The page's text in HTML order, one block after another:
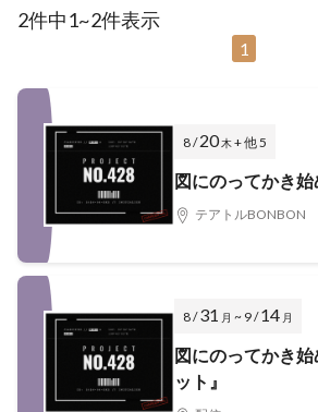
2件中1~2件表示
1
8 /20木+ 他 5
図にのってかき始
テアトルBONBON
8 /31 月 ~ 9 /14 月
図にのってかき
ット』